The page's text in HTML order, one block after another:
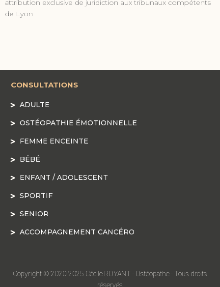
attribution exclusive de juridiction aux tribunaux compétents
de Lyon
CONSULTATIONS
ADULTE
OSTÉOPATHIE ÉMOTIONNELLE
FEMME ENCEINTE
BÉBÉ
ENFANT / ADOLESCENT
SPORTIF
SENIOR
ACCOMPAGNEMENT CANCÉRO
Copyright © 2020-2025 Cécile ROYANT - Ostéopathe - Tous droits
réservés